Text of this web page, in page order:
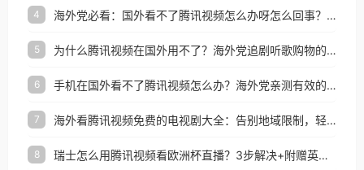
4 海外党必看：国外看不了腾讯视频怎么办呀怎么回事？3步解决地区限制
5 为什么腾讯视频在国外用不了？海外党追剧听歌购物的终极解决方案
6 手机在国外看不了腾讯视频怎么办？海外党亲测有效的追剧自由指南
7 海外看腾讯视频免费的电视剧大全：告别地域限制，轻松追剧的实用指南
8 瑞士怎么用腾讯视频看欧洲杯直播？3步解决+附赠英国多米音乐爱奇艺省钱攻略